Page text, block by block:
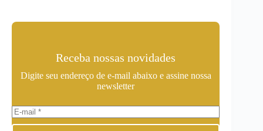
Receba nossas novidades
Digite seu endereço de e-mail abaixo e assine nossa
newsletter